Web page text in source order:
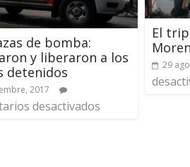
de bomba:
y liberaron a los
detenidos
2017
desactivados
El
29